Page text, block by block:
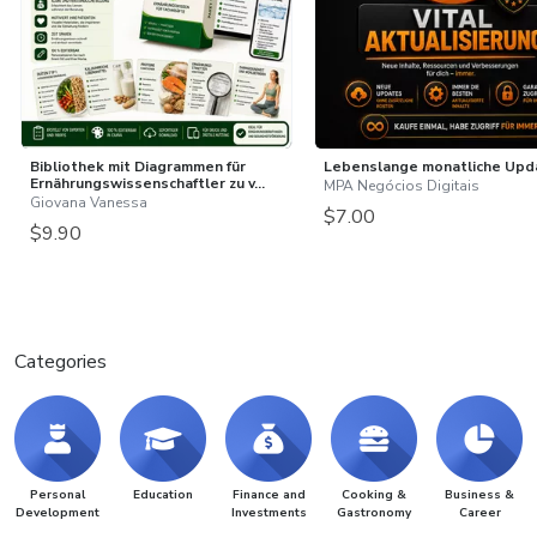
Bibliothek mit Diagrammen für
Ernährungswissenschaftler zu v...
Giovana Vanessa
$9.90
Lebenslange monatliche
MPA Negócios Digitais
$7.00
Categories
Personal
Development
Education
Finance and
Investments
Cooking &
Gastronomy
Business &
Career